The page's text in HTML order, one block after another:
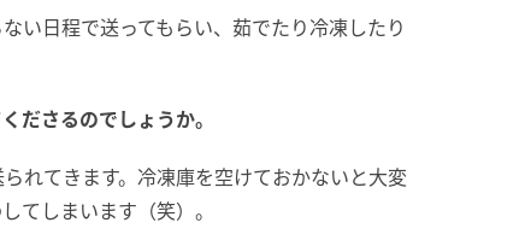
い日程で送ってもらい、茹でたり冷凍したり
ださるのでしょうか。
れてきます。冷凍庫を空けておかないと大変
てしまいます（笑）。